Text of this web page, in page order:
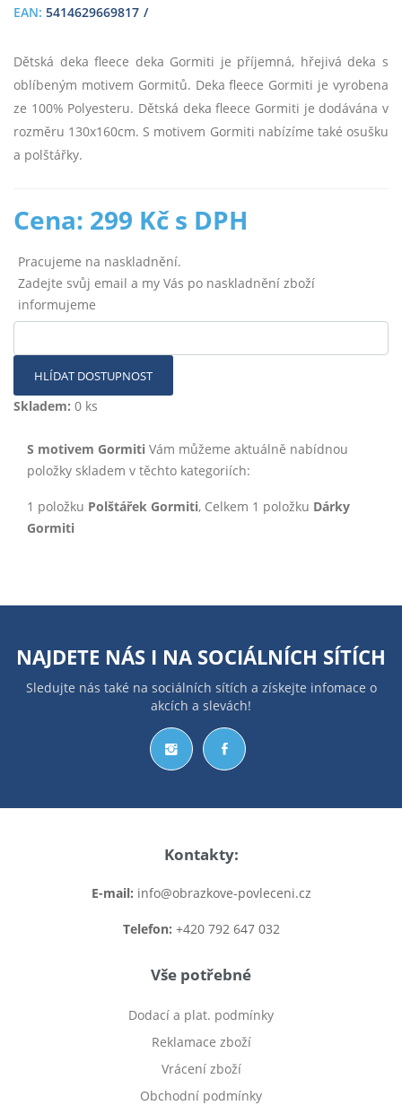
EAN: 5414629669817
Dětská deka fleece deka Gormiti je příjemná, hřejivá deka s
oblíbeným motivem Gormitů. Deka fleece Gormiti je vyrobena
ze 100% Polyesteru. Dětská deka fleece Gormiti je dodávána v
rozměru 130x160cm. S motivem Gormiti nabízíme také osušku
a polštářky.
Cena: 299 Kč s DPH
Pracujeme na naskladnění.
Zadejte svůj email a my Vás po naskladnění zboží
informujeme
HLÍDAT DOSTUPNOST
Skladem: 0 ks
S motivem Gormiti Vám můžeme aktuálně nabídnou
položky skladem v těchto kategoriích:
1 položku Polštářek Gormiti, Celkem 1 položku Dárky
Gormiti
NAJDETE NÁS I NA SOCIÁLNÍCH SÍTÍCH
Sledujte nás také na sociálních sítích a získejte infomace o
akcích a slevách!
Kontakty:
E-mail: info@obrazkove-povleceni.cz
Telefon: +420 792 647 032
Vše potřebné
Dodací a plat. podmínky
Reklamace zboží
Vrácení zboží
Obchodní podmínky